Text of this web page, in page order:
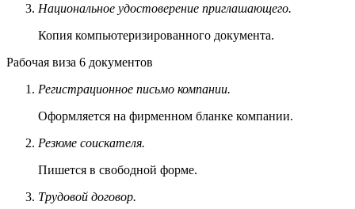
Национальное удостоверение приглашающего.
Копия компьютеризированного документа.
Рабочая виза 6 документов
Регистрационное письмо компании.
Оформляется на фирменном бланке компании.
Резюме соискателя.
Пишется в свободной форме.
Трудовой договор.